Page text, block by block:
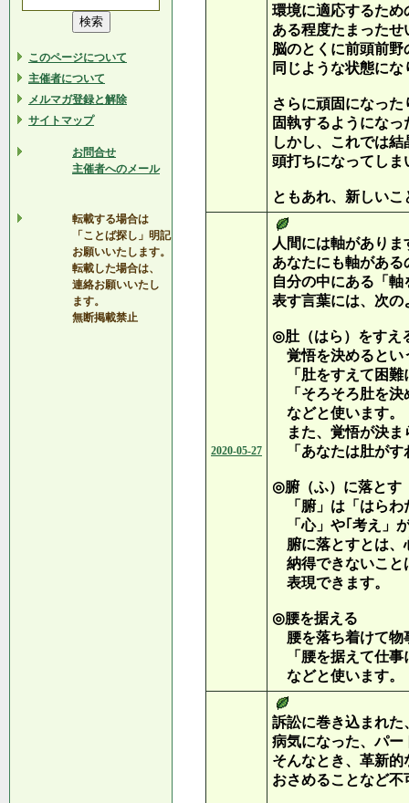
このページについて
主催者について
メルマガ登録と解除
サイトマップ
お問合せ
主催者へのメール
転載する場合は
「ことば探し」明記
お願いいたします。
転載した場合は、
連絡お願いいたし
ます。
無断掲載禁止
環境に適応するため
ある程度たまった
脳のとくに前頭前野
同じような状態にな
さらに頑固になっ
固執するようにな
しかし、これでは
頭打ちになってしま
ともあれ、新しい
2020-05-27
人間には軸がありま
あなたにも軸がある
自分の中にある「
表す言葉には、次の
◎肚（はら）をすえ
覚悟を決めるとい
「肚をすえて困難
「そろそろ肚を決
などと使います。
また、覚悟が決ま
「あなたは肚がす
◎腑（ふ）に落とす
「腑」は「はらわ
「心」や｢考え」
腑に落とすとは、
納得できないこと
表現できます。
◎腰を据える
腰を落ち着けて物
「腰を据えて仕事
などと使います。
訴訟に巻き込まれた
病気になった、パ
そんなとき、革新
おさめることなど不